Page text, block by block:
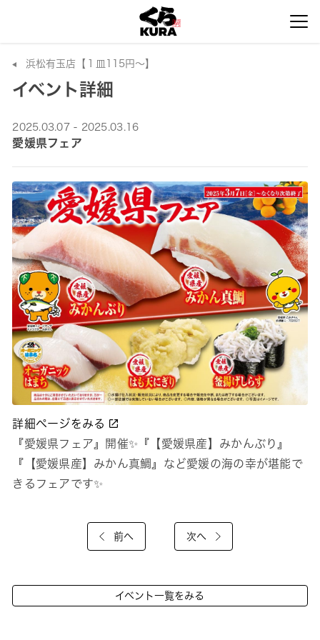
浜松有玉店【１皿115円～】
イベント詳細
2025.03.07 - 2025.03.16
愛媛県フェア
詳細ページをみる
『愛媛県フェア』開催✨『【愛媛県産】みかんぶり』
『【愛媛県産】みかん真鯛』など愛媛の海の幸が堪能で
きるフェアです✨
前へ 次へ
イベント一覧をみる